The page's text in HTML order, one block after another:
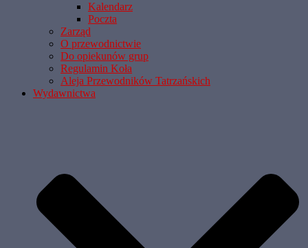
Kalendarz
Poczta
Zarząd
O przewodnictwie
Do opiekunów grup
Regulamin Koła
Aleja Przewodników Tatrzańskich
Wydawnictwa